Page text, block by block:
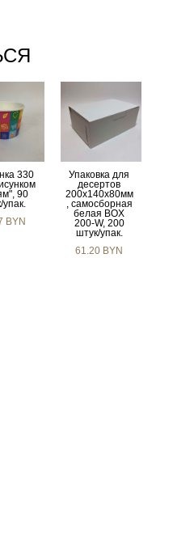
330
90
упак.
BYN
Упаковка для
десертов
200х140х80мм
, самосборная
белая BOX
200-W, 200
штук/упак.
61.20 BYN